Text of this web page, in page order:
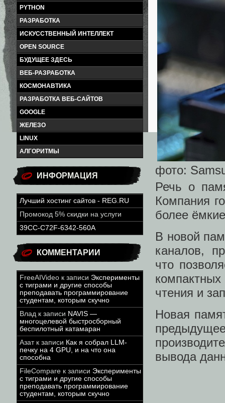
PYTHON
РАЗРАБОТКА
ИСКУССТВЕННЫЙ ИНТЕЛЛЕКТ
OPEN SOURCE
БУДУЩЕЕ ЗДЕСЬ
ВЕБ-РАЗРАБОТКА
КОСМОНАВТИКА
РАЗРАБОТКА ВЕБ-САЙТОВ
GOOGLE
ЖЕЛЕЗО
LINUX
АЛГОРИТМЫ
ИНФОРМАЦИЯ
Лучший хостинг сайтов - REG.RU
Промокод 5% скидки на услуги
39CC-C72F-6342-560A
КОММЕНТАРИИ
FreeAIVideo к записи Эксперименты
с тиграми и другие способы
преподавать программирование
студентам, которым скучно
Влад к записи NAVIS —
многоцелевой быстросборный
беспилотный катамаран
Азатк записи Как я собрал LLM-
печку на 4 GPU, и на что она
способна
FileCompare к записи Эксперименты
с тиграми и другие способы
преподавать программирование
студентам, которым скучно
фото:
Речь о
Компания
более
В новой
каналов,
что
чтения и
Новая
вывода